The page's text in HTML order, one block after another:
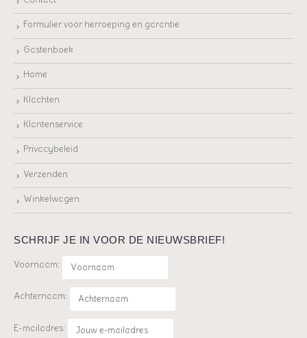
Formulier voor herroeping en garantie
Gastenboek
Home
Klachten
Klantenservice
Privacybeleid
Verzenden
Winkelwagen
SCHRIJF JE IN VOOR DE NIEUWSBRIEF!
Voornaam:
Achternaam:
E-mailadres: